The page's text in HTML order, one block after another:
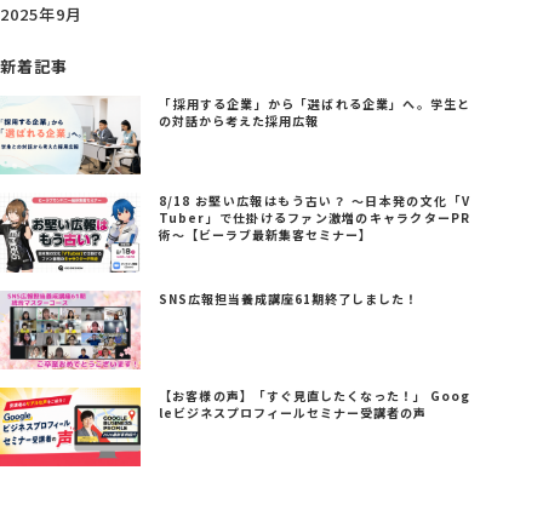
2025年9月
新着記事
「採用する企業」から「選ばれる企業」へ。学生と
の対話から考えた採用広報
8/18 お堅い広報はもう古い？ ～日本発の文化「V
Tuber」で仕掛けるファン激増のキャラクターPR
術～【ビーラブ最新集客セミナー】
SNS広報担当養成講座61期終了しました！
【お客様の声】「すぐ見直したくなった！」 Goog
leビジネスプロフィールセミナー受講者の声